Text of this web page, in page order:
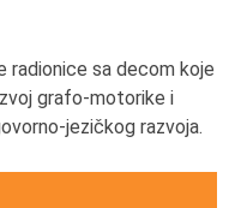
radionice sa decom koje
grafo-motorike i
jezičkog razvoja.